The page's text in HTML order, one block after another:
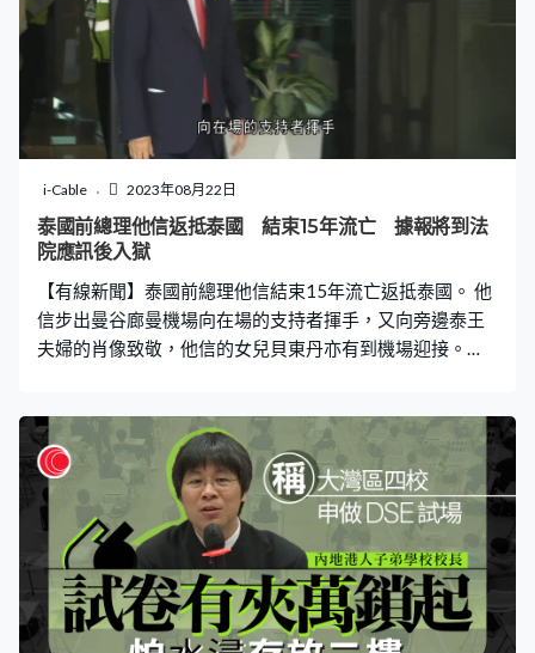
進，要求撤換防長紹伊古等軍方高層。在白俄羅斯總統盧
卡申科斡旋下，普里戈津同意把華格納集團轉移到白俄羅
斯，換取俄羅斯政府放棄起訴，而普里戈津的行踪亦轉趨
低調。據報華格納集團目前在非洲估計有數千傭兵，活躍
於蘇丹、馬里、中非共和國與利比亞等國家。
i-Cable 2023年08月22日
泰國前總理他信返抵泰國 結束15年流亡 據報將到法
院應訊後入獄
【有線新聞】泰國前總理他信結束15年流亡返抵泰國。 他
信步出曼谷廊曼機場向在場的支持者揮手，又向旁邊泰王
夫婦的肖像致敬，他信的女兒貝東丹亦有到機場迎接。
判監10年，從08年起流亡海外。